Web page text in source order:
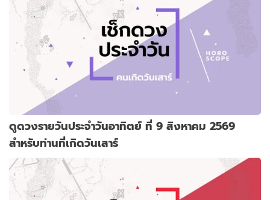
ดูดวงรายวันประจำวันอาทิตย์ ที่ 9 สิงหาคม 2569
สำหรับท่านที่เกิดวันเสาร์